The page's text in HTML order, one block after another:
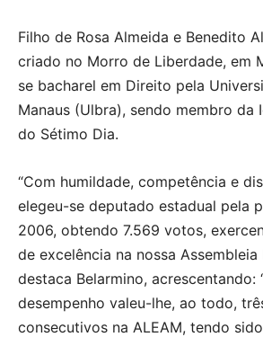
Filho de Rosa Almeida e Benedito
criado no Morro de Liberdade, em
se bacharel em Direito pela
Manaus (Ulbra), sendo membro da
do Sétimo Dia.
“Com humildade, competência e
elegeu-se deputado estadual pela
2006, obtendo 7.569 votos,
de excelência na nossa Assembleia
destaca Belarmino, acrescentando:
desempenho valeu-lhe, ao todo,
consecutivos na ALEAM, tendo